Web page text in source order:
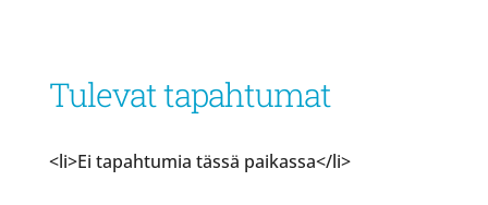
Tulevat tapahtumat
<li>Ei tapahtumia tässä paikassa</li>